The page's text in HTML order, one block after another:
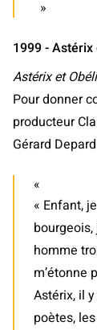
1999 -
Astérix et
Pour donner
producteur
Gérard
« Enfant,
homme
m’étonne
Astérix, il
poètes,